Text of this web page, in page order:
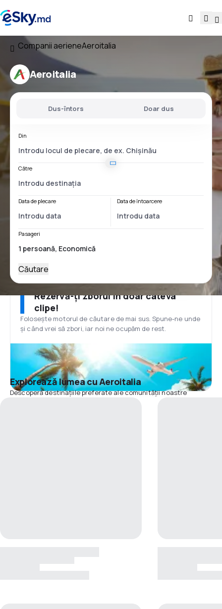
Companii aerieneAeroitalia
Aeroitalia
Dus-întors Doar dus
Din
Către
Data de plecare Data de întoarcere
Pasageri
Căutare
Rezervă-ți zborul în doar câteva
clipe!
Folosește motorul de căutare de mai sus. Spune-ne unde
și când vrei să zbori, iar noi ne ocupăm de rest.
Explorează lumea cu Aeroitalia
Descoperă destinațiile preferate ale comunității noastre